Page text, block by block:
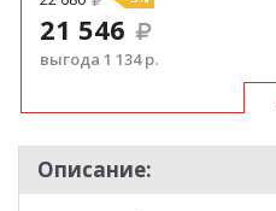
21 546
выгода 1 134 р.
Описание: